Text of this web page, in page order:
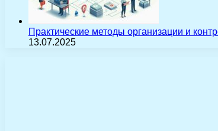
Практические методы организации и
13.07.2025